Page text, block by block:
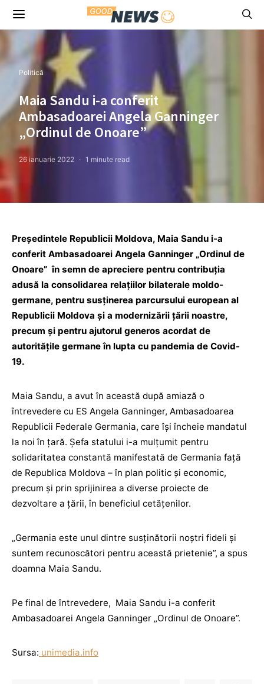
Politică
Maia Sandu i-a conferit
Ambasadoarei Angela Ganninger
„Ordinul de Onoare”
26 ianuarie 2022 1 minute read
Președintele Republicii Moldova, Maia Sandu i-a
conferit Ambasadoarei Angela Ganninger „Ordinul de
Onoare” în semn de apreciere pentru contribuția
adusă la consolidarea relațiilor bilaterale moldo-
germane, pentru susținerea parcursului european al
Republicii Moldova și a modernizării țării noastre,
precum și pentru ajutorul generos acordat de
autoritățile germane în lupta cu pandemia de Covid-
19.
Maia Sandu, a avut în această după amiază o
întrevedere cu ES Angela Ganninger, Ambasadoarea
Republicii Federale Germania, care își încheie mandatul
la noi în țară. Șefa statului i-a mulțumit pentru
solidaritatea constantă manifestată de Germania față
de Republica Moldova – în plan politic și economic,
precum și prin sprijinirea a diverse proiecte de
dezvoltare a țării, în beneficiul cetățenilor.
„Germania este unul dintre susținătorii noștri fideli și
suntem recunoscători pentru această prietenie”, a spus
doamna Maia Sandu.
Pe final de întrevedere, Maia Sandu i-a conferit
Ambasadoarei Angela Ganninger „Ordinul de Onoare”.
Sursa: unimedia.info